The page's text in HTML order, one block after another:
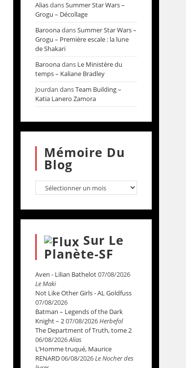
AliasdansSummer Star Wars –
Grogu – Décollage
BaroonadansSummer Star Wars –
Grogu – Première escale : la lune
de Shakari
Baroonadans Le Ministère du
temps – Kaliane Bradley
Jourdan dansTeam Building –
Katia Lanero Zamora
Mémoire Du
Blog
Sur Le
Planète-SF
Aven - Lilian Bathelot07/08/2026
Le Maki
Not Like Other Girls - AL Goldfuss
07/08/2026
Batman – Legends of the Dark
Knight – 207/08/2026Herbefol
The Department of Truth, tome 2
06/08/2026Alias
L’Homme truqué, Maurice
RENARD06/08/2026Le Nocher des